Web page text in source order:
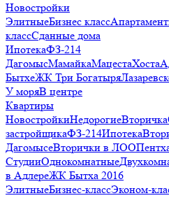
Новостройки
ЭлитныеБизнес класс
классСданные дома
ИпотекаФЗ-214
ДагомысМамайкаМацестаХоста
БытхеЖК Три Богатыря
У моряВ центре
Квартиры
НовостройкиНедорогиеВторичка
застройщикаФЗ-214Ипотека
ДагомысеВторички в ЛОО
СтудииОднокомнатные
в АдлереЖК Бытха 2016
ЭлитныеБизнес-классЭконом-